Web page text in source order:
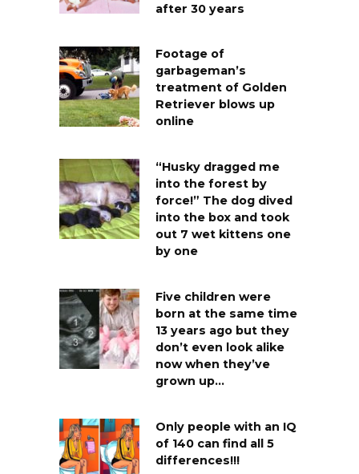
after 30 years
Footage of
garbageman’s
treatment of Golden
Retriever blows up
online
“Husky dragged me
into the forest by
force!” The dog dived
into the box and took
out 7 wet kittens one
by one
Five children were
born at the same time
13 years ago but they
don’t even look alike
now when they’ve
grown up…
Only people with an IQ
of 140 can find all 5
differences!!!